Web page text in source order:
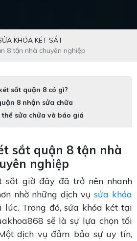
KHÓA KÉT SẮT
8 tận nhà chuyên nghiệp
sắt quận 8 có gì?
8 nhận sửa chữa
sửa chữa và báo giá
sắt quận 8 tận nhà
nghiệp
sắt giờ đây đã trở nên nhanh
nhờ những dịch vụsửa khóa
lúc. Trong đó, sửa khóa két tại
sẽ là sự lựa chọn tối
dịch vụ đảm bảo sự uy tín,